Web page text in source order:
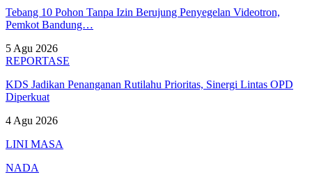
Tebang 10 Pohon Tanpa Izin Berujung Penyegelan Videotron,
Pemkot Bandung…
5 Agu 2026
REPORTASE
KDS Jadikan Penanganan Rutilahu Prioritas, Sinergi Lintas OPD
Diperkuat
4 Agu 2026
LINI MASA
NADA